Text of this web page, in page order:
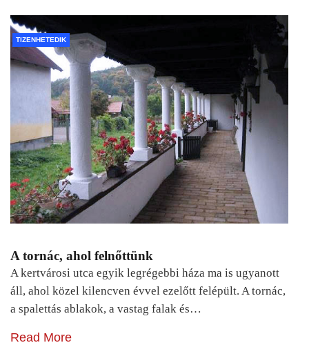
TIZENHETEDIK
A tornác, ahol felnőttünk
A kertvárosi utca egyik legrégebbi háza ma is ugyanott
áll, ahol közel kilencven évvel ezelőtt felépült. A tornác,
a spalettás ablakok, a vastag falak és…
Read More